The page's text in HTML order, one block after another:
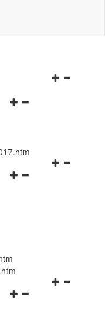
Navigationsmenü
Navigationsmenü
Navigationsmenü